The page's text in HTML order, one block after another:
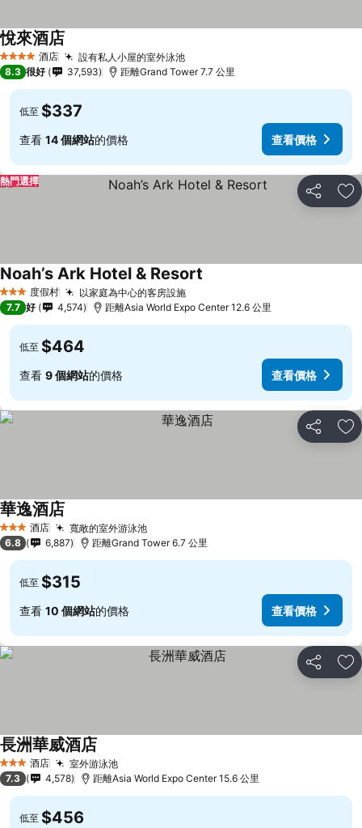
4 星級 酒店 設有私人小屋的室外泳池
悅來酒店
8.3 很好 37,593 距離Grand Tower 7.7 公里
低至 $337
查看 14 個網站的價格 查看價格
分享 放
熱門選擇
3 星級 度假村 以家庭為中心的客房設施
Noah’s Ark Hotel & Resort
7.7 好 4,574 距離Asia World Expo Center 12.6 公里
低至 $464
查看 9 個網站的價格 查看價格
分享 放
3 星級 酒店 寬敞的室外游泳池
華逸酒店
6.8 6,887 距離Grand Tower 6.7 公里
低至 $315
查看 10 個網站的價格 查看價格
分享 放
3 星級 酒店 室外游泳池
長洲華威酒店
7.3 4,578 距離Asia World Expo Center 15.6 公里
低至 $456